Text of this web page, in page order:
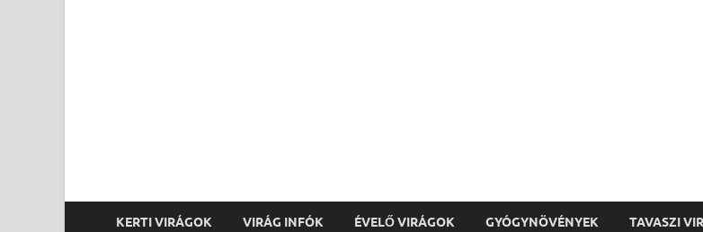
KERTI VIRÁGOK VIRÁG INFÓK ÉVELŐ VIRÁGOK GYÓGYNÖVÉNYEK TAVASZI